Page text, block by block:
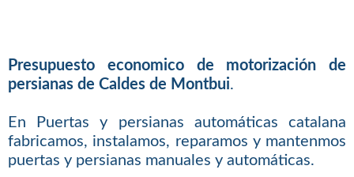
Presupuesto economico de motorización de
persianas de Caldes de Montbui.
En Puertas y persianas automáticas catalana
fabricamos, instalamos, reparamos y mantenmos
puertas y persianas manuales y automáticas.